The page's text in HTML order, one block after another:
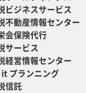
ビジネスサービス
不動産情報センター
会保険代行
サービス
経営情報センター
プランニング
信託